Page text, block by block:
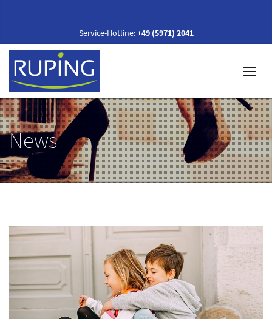
Service-Hotline:+49 (5971) 2041
News